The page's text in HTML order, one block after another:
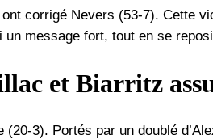
corrigé Nevers (53-7). Cette
message fort, tout en se
et Biarritz
3). Portés par un doublé